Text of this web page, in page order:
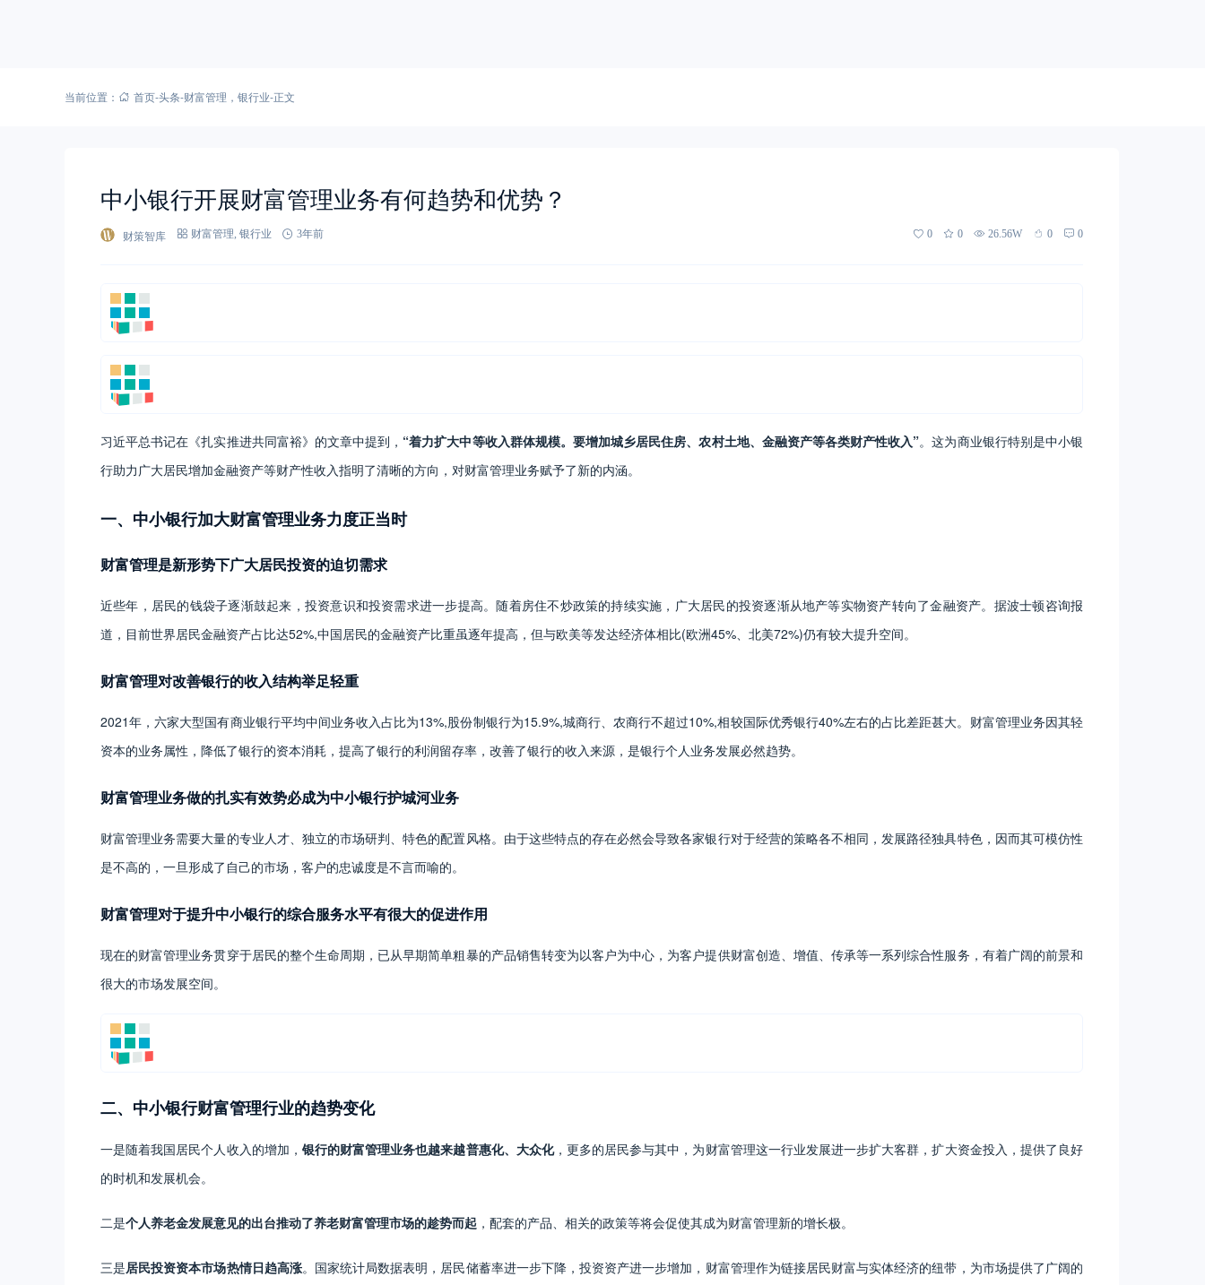
当前位置： 首页-头条-财富管理 ， 银行业-正文
中小银行开展财富管理业务有何趋势和优势？
财策智库 财富管理 银行业 3年前 0 0 26.56W 0 0
习近平总书记在《扎实推进共同富裕》的文章中提到， “着力扩大中等收入群体规模。要增加城乡居民住房、农村土地、金融资产等各类财产性收入”。这为商业银行特别是中小银
行助力广大居民增加金融资产等财产性收入指明了清晰的方向，对财富管理业务赋予了新的内涵。
一、中小银行加大财富管理业务力度正当时
财富管理是新形势下广大居民投资的迫切需求
近些年，居民的钱袋子逐渐鼓起来，投资意识和投资需求进一步提高。随着房住不炒政策的持续实施，广大居民的投资逐渐从地产等实物资产转向了金融资产。据波士顿咨询报
道，目前世界居民金融资产占比达52%,中国居民的金融资产比重虽逐年提高，但与欧美等发达经济体相比(欧洲45%、北美72%)仍有较大提升空间。
财富管理对改善银行的收入结构举足轻重
2021年，六家大型国有商业银行平均中间业务收入占比为13%,股份制银行为15.9%,城商行、农商行不超过10%,相较国际优秀银行40%左右的占比差距甚大。财富管理业务因其轻
资本的业务属性，降低了银行的资本消耗，提高了银行的利润留存率，改善了银行的收入来源，是银行个人业务发展必然趋势。
财富管理业务做的扎实有效势必成为中小银行护城河业务
财富管理业务需要大量的专业人才、独立的市场研判、特色的配置风格。由于这些特点的存在必然会导致各家银行对于经营的策略各不相同，发展路径独具特色，因而其可模仿性
是不高的，一旦形成了自己的市场，客户的忠诚度是不言而喻的。
财富管理对于提升中小银行的综合服务水平有很大的促进作用
现在的财富管理业务贯穿于居民的整个生命周期，已从早期简单粗暴的产品销售转变为以客户为中心，为客户提供财富创造、增值、传承等一系列综合性服务，有着广阔的前景和
很大的市场发展空间。
二、中小银行财富管理行业的趋势变化
一是随着我国居民个人收入的增加， 银行的财富管理业务也越来越普惠化、大众化，更多的居民参与其中，为财富管理这一行业发展进一步扩大客群，扩大资金投入，提供了良好
的时机和发展机会。
二是个人养老金发展意见的出台推动了养老财富管理市场的趁势而起 ，配套的产品、相关的政策等将会促使其成为财富管理新的增长极。
三是居民投资资本市场热情日趋高涨。国家统计局数据表明，居民储蓄率进一步下降，投资资产进一步增加，财富管理作为链接居民财富与实体经济的纽带，为市场提供了广阔的